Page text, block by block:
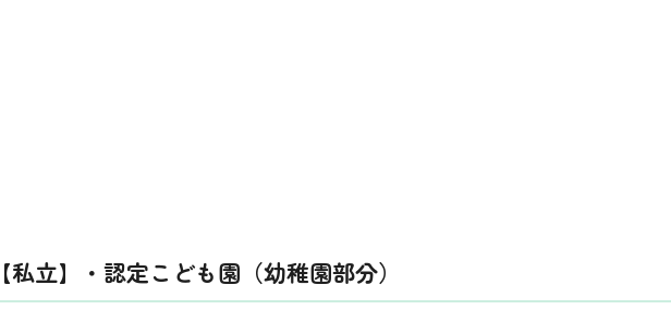
立】・認定こども園（幼稚園部分）